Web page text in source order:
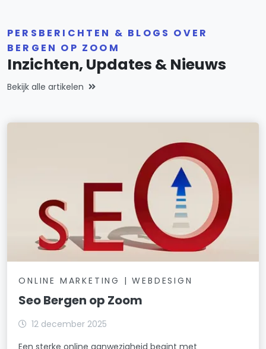
PERSBERICHTEN & BLOGS OVER
BERGEN OP ZOOM
Inzichten, Updates & Nieuws
Bekijk alle artikelen
ONLINE MARKETING | WEBDESIGN
Seo Bergen op Zoom
12 december 2025
Een sterke online aanwezigheid begint met